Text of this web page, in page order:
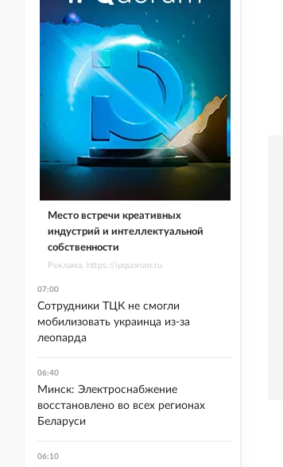
Место встречи креативных
индустрий и интеллектуальной
собственности
Реклама. https://ipquorum.ru
07:00
Сотрудники ТЦК не смогли
мобилизовать украинца из-за
леопарда
06:40
Минск: Электроснабжение
восстановлено во всех регионах
Беларуси
06:10